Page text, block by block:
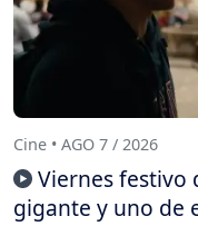
Cine • AGO 7 / 2026
Viernes festivo
gigante y uno de